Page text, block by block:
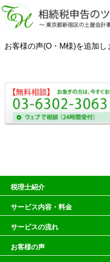
お客様の声(O・M様)を追加し
税理士紹介
サービス内容・料金
サービスの流れ
お客様の声